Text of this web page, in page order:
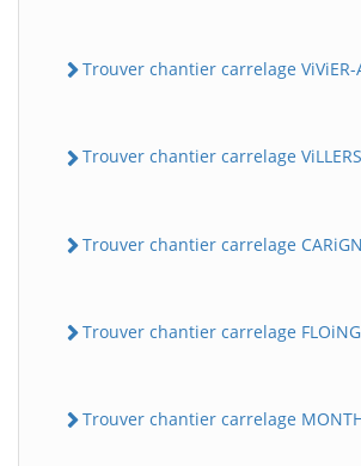
Trouver chantier carrelage ViViER-
Trouver chantier carrelage
Trouver chantier carrelage
Trouver chantier carrelage FLOiNG
Trouver chantier carrelage